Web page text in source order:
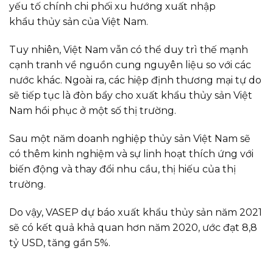
yếu tố chính chi phối xu hướng xuất nhập
khẩu thủy sản của Việt Nam.
Tuy nhiên, Việt Nam vẫn có thể duy trì thế mạnh
cạnh tranh về nguồn cung nguyên liệu so với các
nước khác. Ngoài ra, các hiệp định thương mại tự do
sẽ tiếp tục là đòn bẩy cho xuất khẩu thủy sản Việt
Nam hồi phục ở một số thị trường.
Sau một năm doanh nghiệp thủy sản Việt Nam sẽ
có thêm kinh nghiệm và sự linh hoạt thích ứng với
biến động và thay đổi nhu cầu, thị hiếu của thị
trường.
Do vậy, VASEP dự báo xuất khẩu thủy sản năm 2021
sẽ có kết quả khả quan hơn năm 2020, ước đạt 8,8
tỷ USD, tăng gần 5%.